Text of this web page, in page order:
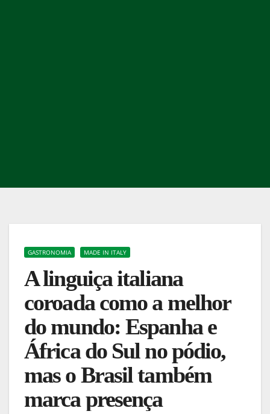
GASTRONOMIA MADE IN ITALY
A linguiça italiana
coroada como a melhor
do mundo: Espanha e
África do Sul no pódio,
mas o Brasil também
marca presença